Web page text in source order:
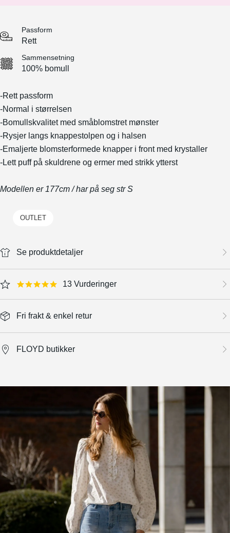
Passform
Rett
Sammensetning
100% bomull
-Rett passform
-Normal i størrelsen
-Bomullskvalitet med småblomstret mønster
-Rysjer langs knappestolpen og i halsen
-Emaljerte blomsterformede knapper i front med krystaller
-Lett puff på skuldrene og ermer med strikk ytterst
Modellen er 177cm / har på seg str S
OUTLET
Se produktdetaljer
4.8 star rating 13 Vurderinger
Fri frakt & enkel retur
FLOYD butikker